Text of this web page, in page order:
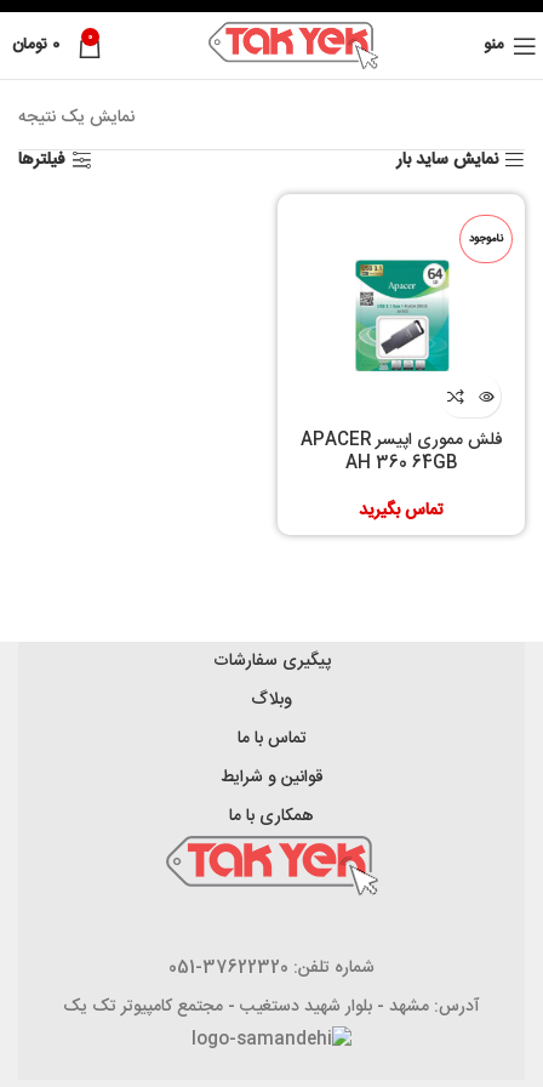
منو 0
0 تومان
نمایش یک نتیجه
نمایش ساید بار
فیلترها
ناموجود
فلش مموری اپیسر APACER
AH 360 64GB
تماس بگیرید
پیگیری سفارشات
وبلاگ
تماس با ما
قوانین و شرایط
همکاری با ما
شماره تلفن: 37622320-051
آدرس: مشهد - بلوار شهید دستغیب - مجتمع کامپیوتر تک یک